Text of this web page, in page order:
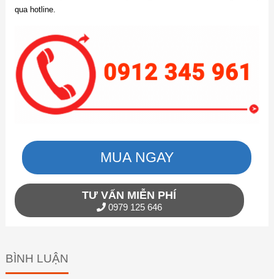
qua hotline.
MUA NGAY
TƯ VẤN MIỄN PHÍ
0979 125 646
BÌNH LUẬN